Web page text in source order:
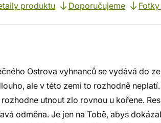
produktu Doporučujeme
Ostrova vyhnanců se vydává do
ale v této zemi to rozhodně
utnout zlo rovnou u kořene.
odměna. Je jen na Tobě, abys